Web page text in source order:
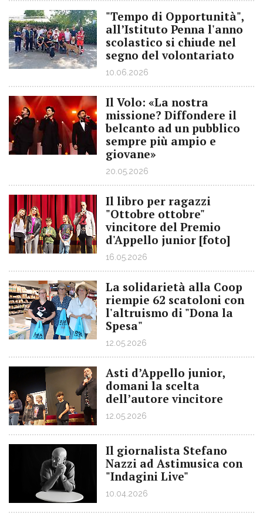
"Tempo di Opportunità",
all’Istituto Penna l'anno
scolastico si chiude nel
segno del volontariato
10.06.2026
Il Volo: «La nostra
missione? Diffondere il
belcanto ad un pubblico
sempre più ampio e
giovane»
20.05.2026
Il libro per ragazzi
"Ottobre ottobre"
vincitore del Premio
d'Appello junior [foto]
16.05.2026
La solidarietà alla Coop
riempie 62 scatoloni con
l'altruismo di "Dona la
Spesa"
12.05.2026
Asti d’Appello junior,
domani la scelta
dell’autore vincitore
12.05.2026
Il giornalista Stefano
Nazzi ad Astimusica con
"Indagini Live"
10.04.2026